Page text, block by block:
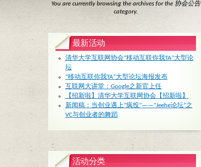
You are currently browsing the archives for the 协会公告
category.
最新活动
清华大学互联网协会“移动互联你我TA”大型论
坛
“移动互联你我TA”大型论坛海报发布
互联网大讲堂：Google之新官上任
【招新啦】清华大学互联网协会【招新啦】
新闻稿：当创业遇上“疯投”——“Jeehe论坛”之
VC与创业者的舞蹈
活动分类